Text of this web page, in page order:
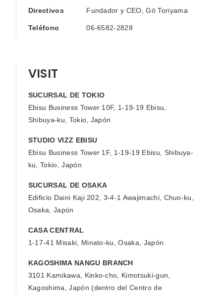
Directivos Fundador y CEO, Gō Toriyama
Teléfono 06-6582-2828
VISIT
SUCURSAL DE TOKIO
Ebisu Business Tower 10F, 1-19-19 Ebisu,
Shibuya-ku, Tokio, Japón
STUDIO VIZZ EBISU
Ebisu Business Tower 1F, 1-19-19 Ebisu, Shibuya-
ku, Tokio, Japón
SUCURSAL DE OSAKA
Edificio Daini Kaji 202, 3-4-1 Awajimachi, Chuo-ku,
Osaka, Japón
CASA CENTRAL
1-17-41 Misaki, Minato-ku, Osaka, Japón
KAGOSHIMA NANGU BRANCH
3101 Kamikawa, Kinko-cho, Kimotsuki-gun,
Kagoshima, Japón (dentro del Centro de